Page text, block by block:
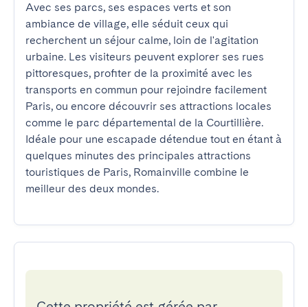
Avec ses parcs, ses espaces verts et son
ambiance de village, elle séduit ceux qui
recherchent un séjour calme, loin de l'agitation
urbaine. Les visiteurs peuvent explorer ses rues
pittoresques, profiter de la proximité avec les
transports en commun pour rejoindre facilement
Paris, ou encore découvrir ses attractions locales
comme le parc départemental de la Courtillière.
Idéale pour une escapade détendue tout en étant à
quelques minutes des principales attractions
touristiques de Paris, Romainville combine le
meilleur des deux mondes.